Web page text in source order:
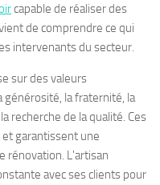
capable de réaliser des
de comprendre ce qui
intervenants du secteur.
sur des valeurs
générosité, la fraternité, la
recherche de la qualité. Ces
garantissent une
rénovation. L'artisan
avec ses clients pour